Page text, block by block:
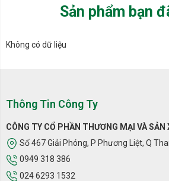
Công nghệ Streamer diệt 99,9% vi
nấm mốc và các chất gây dị ứng bám
nhận về khả năng loại bỏ các chủng virus
nấm mốc, các chất gây dị ứng trong không
Sản phẩm bạn
Không có dữ liệu
Thông Tin Công Ty
CÔNG TY CỔ PHẦN THƯƠNG MẠI VÀ SẢN
Số 467 Giải Phóng, P Phương Liệt, Q
0949 318 386
024 6293 1532